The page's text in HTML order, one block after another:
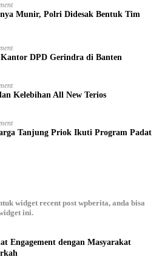
Munir, Polri Didesak Bentuk Tim
DPD Gerindra di Banten
Kelebihan All New Terios
Tanjung Priok Ikuti Program Padat
widget recent post wpberita, anda bisa
ini.
Engagement dengan Masyarakat